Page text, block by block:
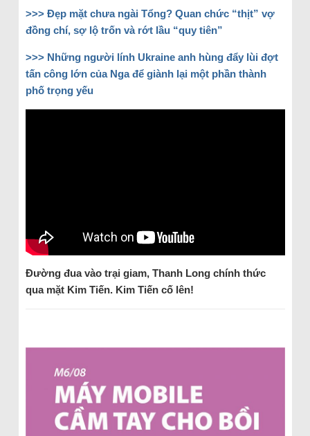
>>> Đẹp mặt chưa ngài Tổng? Quan chức “thịt” vợ
đồng chí, sợ lộ trốn và rớt lầu “quy tiên”
>>> Những người lính Ukraine anh hùng đẩy lùi đợt
tấn công lớn của Nga để giành lại một phần thành
phố trọng yếu
Đườngđuavào trại giam, Thanh Long chính thức
quamặt Kim Tiến. Kim Tiến cố lên!